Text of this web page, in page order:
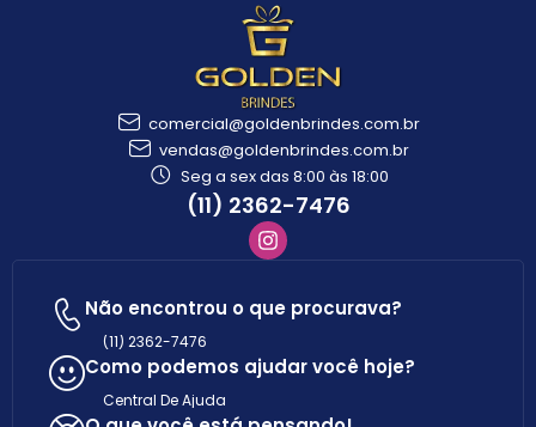
comercial@goldenbrindes.com.br
vendas@goldenbrindes.com.br
Seg a sex das 8:00 às 18:00
(11) 2362-7476
Não encontrou o que procurava?
(11) 2362-7476
Como podemos ajudar você hoje?
Central De Ajuda